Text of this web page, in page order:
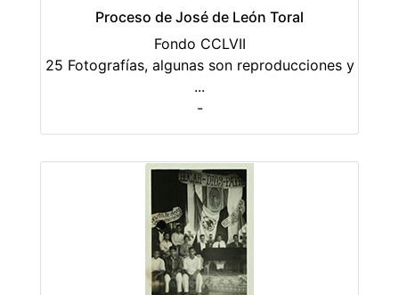
Proceso de José de León Toral
Fondo CCLVII
25 Fotografías, algunas son reproducciones y
...
-